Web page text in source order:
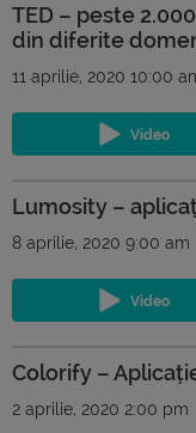
TED – peste
din diferite
11 aprilie, 2020 10:00
Lumosity –
8 aprilie, 2020 9:00 am
Colorify –
2 aprilie, 2020 2:00 pm